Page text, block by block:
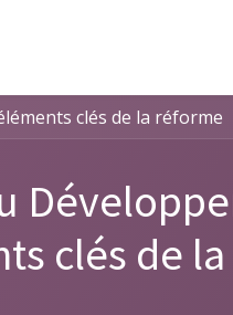
clés de la réforme
clés de